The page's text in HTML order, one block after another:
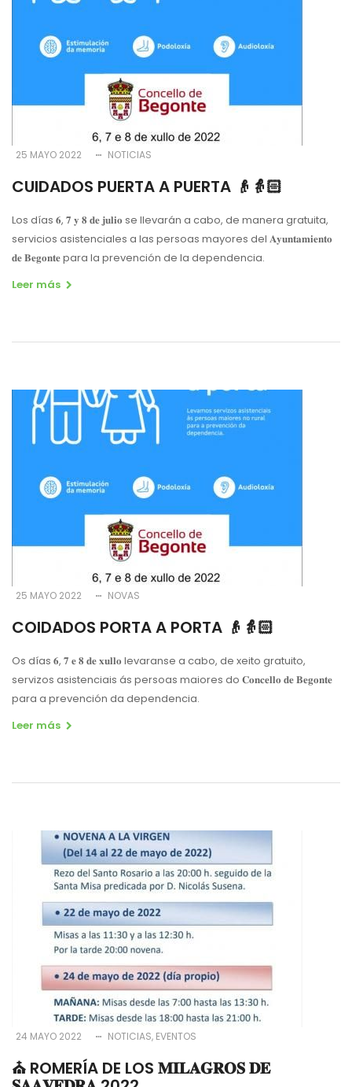
25 MAYO 2022 NOTICIAS
CUIDADOS PUERTA A PUERTA 👴👵🏻
Los días 𝟔, 𝟕 𝐲 𝟖 𝐝𝐞 𝐣𝐮𝐥𝐢𝐨 se llevarán a cabo, de manera gratuita,
servicios asistenciales a las persoas mayores del 𝐀𝐲𝐮𝐧𝐭𝐚𝐦𝐢𝐞𝐧𝐭𝐨
𝐝𝐞 𝐁𝐞𝐠𝐨𝐧𝐭𝐞 para la prevención de la dependencia.
Leer más
25 MAYO 2022 NOVAS
COIDADOS PORTA A PORTA 👴👵🏻
Os días 𝟔, 𝟕 𝐞 𝟖 𝐝𝐞 𝐱𝐮𝐥𝐥𝐨 levaranse a cabo, de xeito gratuito,
servizos asistenciais ás persoas maiores do 𝐂𝐨𝐧𝐜𝐞𝐥𝐥𝐨 𝐝𝐞 𝐁𝐞𝐠𝐨𝐧𝐭𝐞
para a prevención da dependencia.
Leer más
24 MAYO 2022 NOTICIAS EVENTOS
⛪️ ROMERÍA DE LOS 𝐌𝐈𝐋𝐀𝐆𝐑𝐎𝐒 𝐃𝐄